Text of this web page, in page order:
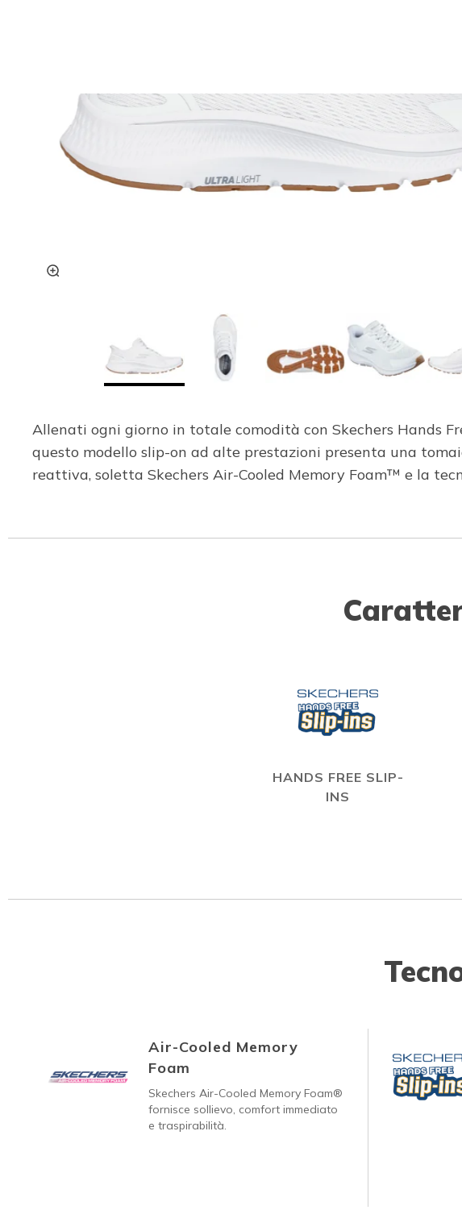
Allenati ogni giorno in totale comodità con Skechers Hands
questo modello slip-on ad alte prestazioni presenta una
reattiva, soletta Skechers Air-Cooled Memory Foam™ e la
HANDS FREE SLIP-
INS
Air-Cooled Memory
Foam
Skechers Air-Cooled Memory Foam®
fornisce sollievo, comfort immediato
e traspirabilità.